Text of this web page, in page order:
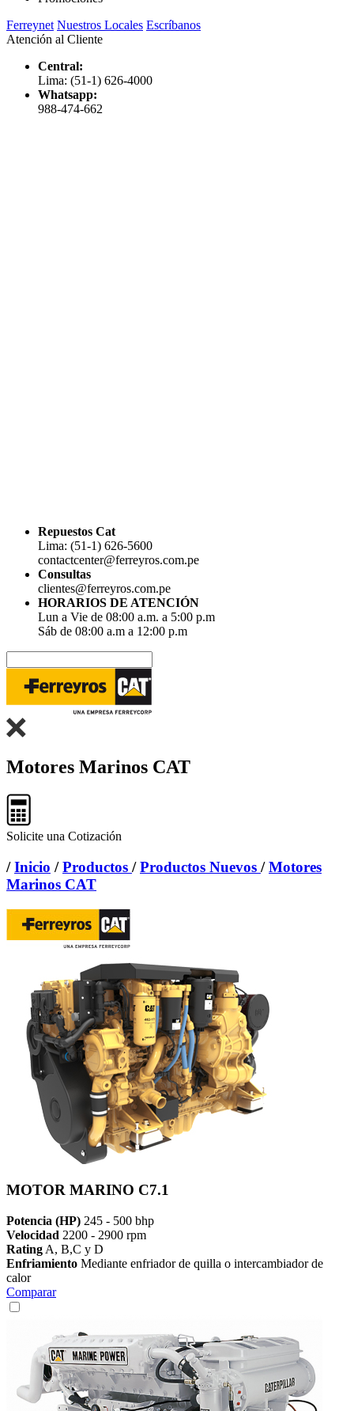
Ferreynet Nuestros Locales Escríbanos
Atención al Cliente
Central:
Lima: (51-1) 626-4000
Whatsapp:
988-474-662
Repuestos Cat
Lima: (51-1) 626-5600
contactcenter@ferreyros.com.pe
Consultas
clientes@ferreyros.com.pe
HORARIOS DE ATENCIÓN
Lun a Vie de 08:00 a.m. a 5:00 p.m
Sáb de 08:00 a.m a 12:00 p.m
Motores Marinos CAT
Solicite una Cotización
/Inicio /Productos /Productos Nuevos /Motores
Marinos CAT
MOTOR MARINO C7.1
Potencia (HP) 245 - 500 bhp
Velocidad 2200 - 2900 rpm
Rating A, B,C y D
Enfriamiento Mediante enfriador de quilla o intercambiador de
calor
Comparar